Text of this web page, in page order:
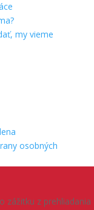
my vieme
osobných
zážitku z prehliadania